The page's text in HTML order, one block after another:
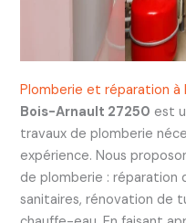
Plomberie et réparation à
Bois-Arnault 27250 est
travaux de plomberie
expérience. Nous
de plomberie : réparation
sanitaires, rénovation de